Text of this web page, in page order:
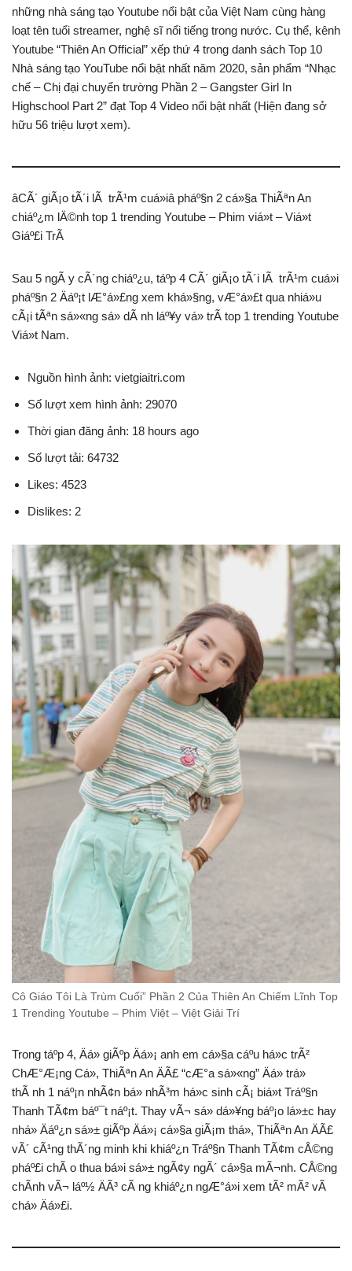
những nhà sáng tạo Youtube nổi bật của Việt Nam cùng hàng
loạt tên tuổi streamer, nghệ sĩ nổi tiếng trong nước. Cụ thể, kênh
Youtube “Thiên An Official” xếp thứ 4 trong danh sách Top 10
Nhà sáng tạo YouTube nổi bật nhất năm 2020, sản phẩm “Nhạc
chế – Chị đại chuyển trường Phần 2 – Gangster Girl In
Highschool Part 2” đạt Top 4 Video nổi bật nhất (Hiện đang sở
hữu 56 triệu lượt xem).
âCÃ´ giÃ¡o tÃ´i lÃ trÃ¹m cuá»iâ pháº§n 2 cá»§a ThiÃªn An
chiáº¿m lÄ©nh top 1 trending Youtube – Phim viá»t – Viá»t
Giáº£i TrÃ­
Sau 5 ngÃ y cÃ´ng chiáº¿u, táº­p 4 CÃ´ giÃ¡o tÃ´i lÃ trÃ¹m cuá»i
pháº§n 2 Äáº¡t lÆ°á»£ng xem khá»§ng, vÆ°á»£t qua nhiá»u
cÃ¡i tÃªn sá»«ng sá» dÃ nh láº¥y vá» trÃ­ top 1 trending Youtube
Viá»t Nam.
Nguồn hình ảnh: vietgiaitri.com
Số lượt xem hình ảnh: 29070
Thời gian đăng ảnh: 18 hours ago
Số lượt tải: 64732
Likes: 4523
Dislikes: 2
Cô Giáo Tôi Là Trùm Cuối” Phần 2 Của Thiên An Chiếm Lĩnh Top
1 Trending Youtube – Phim Việt – Việt Giải Trí
Trong táº­p 4, Äá» giÃºp Äá»¡ anh em cá»§a cáº­u há»c trÃ²
ChÆ°Æ¡ng Cá», ThiÃªn An ÄÃ£ “cÆ°a sá»«ng” Äá» trá»
thÃ nh 1 náº¡n nhÃ¢n bá» nhÃ³m há»c sinh cÃ¡ biá»t Tráº§n
Thanh TÃ¢m báº¯t náº¡t. Thay vÃ¬ sá»­ dá»¥ng báº¡o lá»±c hay
nhá» Äáº¿n sá»± giÃºp Äá»¡ cá»§a giÃ¡m thá», ThiÃªn An ÄÃ£
vÃ´ cÃ¹ng thÃ´ng minh khi khiáº¿n Tráº§n Thanh TÃ¢m cÅ©ng
pháº£i chÃ o thua bá»i sá»± ngÃ¢y ngÃ´ cá»§a mÃ¬nh. CÅ©ng
chÃ­nh vÃ¬ láº½ ÄÃ³ cÃ ng khiáº¿n ngÆ°á»i xem tÃ² mÃ² vÃ
chá» Äá»£i.